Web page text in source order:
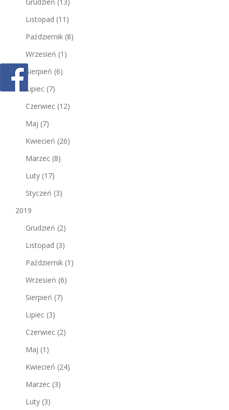
Listopad (11)
Październik (8)
Wrzesień (1)
Sierpień (6)
Lipiec (7)
Czerwiec (12)
Maj (7)
Kwiecień (26)
Marzec (8)
Luty (17)
Styczeń (3)
2019
Grudzień (2)
Listopad (3)
Październik (1)
Wrzesień (6)
Sierpień (7)
Lipiec (3)
Czerwiec (2)
Maj (1)
Kwiecień (24)
Marzec (3)
Luty (3)